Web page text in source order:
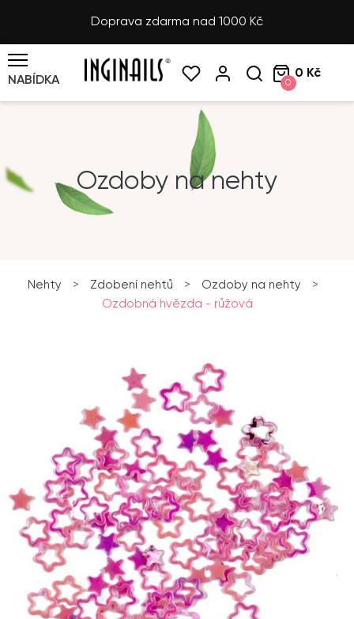
Doprava zdarma nad 1000 Kč
NABÍDKA 0
0 Kč
Ozdoby na nehty
Nehty > Zdobení nehtů > Ozdoby na nehty
>
Ozdobná hvězda - růžová